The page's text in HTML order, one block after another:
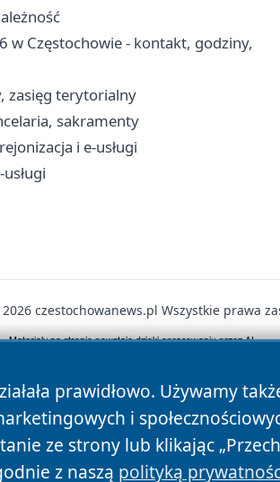
w Częstochowie - kontakt, godziny,
zasięg terytorialny
sakramenty
i e-usługi
prawidłowo. Używamy
i
ze strony lub klikając
z naszą polityką
czestochowanews.pl Wszystkie prawa